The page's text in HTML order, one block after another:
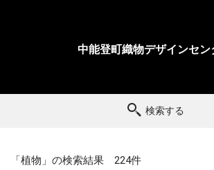
中能登町織物デザインセン
検索する
「植物」の検索結果 224件